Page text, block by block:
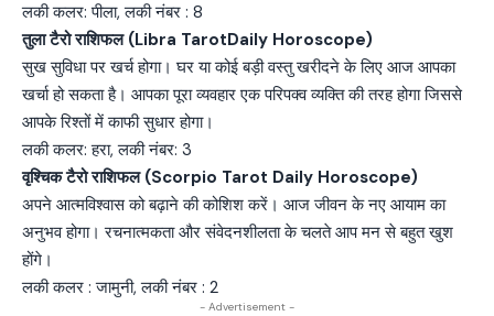
लकी कलर: पीला, लकी नंबर : 8
तुला टैरो राशिफल (Libra TarotDaily Horoscope)
सुख सुविधा पर खर्च होगा। घर या कोई बड़ी वस्तु खरीदने के लिए आज आपका
खर्चा हो सकता है। आपका पूरा व्यवहार एक परिपक्व व्यक्ति की तरह होगा जिससे
आपके रिश्तों में काफी सुधार होगा।
लकी कलर: हरा, लकी नंबर: 3
वृश्चिक टैरो राशिफल (Scorpio Tarot Daily Horoscope)
अपने आत्मविश्वास को बढ़ाने की कोशिश करें। आज जीवन के नए आयाम का
अनुभव होगा। रचनात्मकता और संवेदनशीलता के चलते आप मन से बहुत खुश
होंगे।
लकी कलर : जामुनी, लकी नंबर : 2
- Advertisement -